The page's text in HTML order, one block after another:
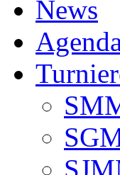
News